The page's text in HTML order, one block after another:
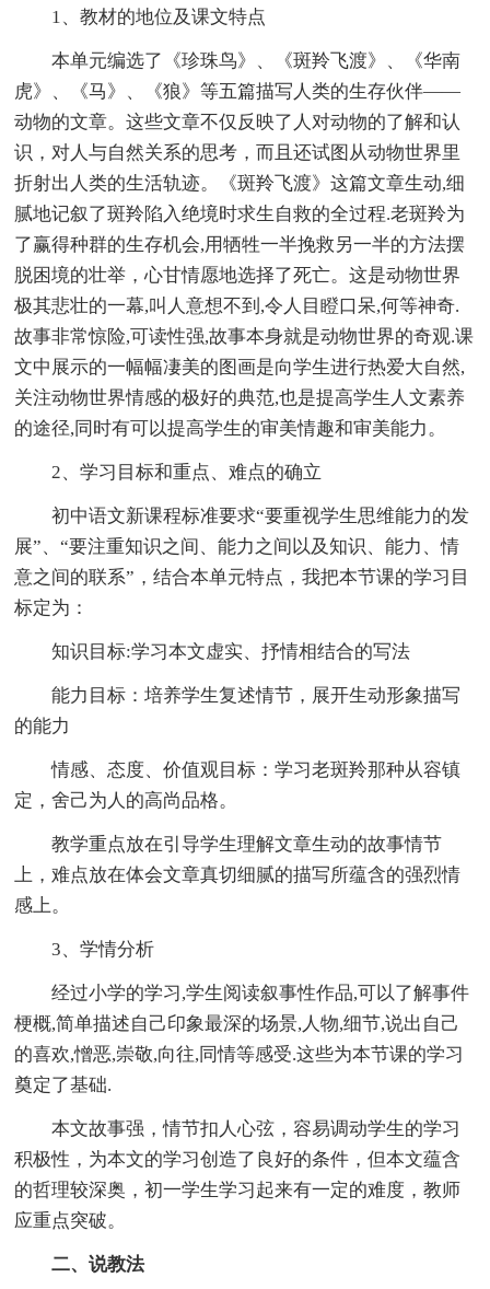
1、教材的地位及课文特点
本单元编选了《珍珠鸟》、《斑羚飞渡》、《华南
虎》、《马》、《狼》等五篇描写人类的生存伙伴――
动物的文章。这些文章不仅反映了人对动物的了解和认
识，对人与自然关系的思考，而且还试图从动物世界里
折射出人类的生活轨迹。《斑羚飞渡》这篇文章生动,细
腻地记叙了斑羚陷入绝境时求生自救的全过程.老斑羚为
了赢得种群的生存机会,用牺牲一半挽救另一半的方法摆
脱困境的壮举，心甘情愿地选择了死亡。这是动物世界
极其悲壮的一幕,叫人意想不到,令人目瞪口呆,何等神奇.
故事非常惊险,可读性强,故事本身就是动物世界的奇观.课
文中展示的一幅幅凄美的图画是向学生进行热爱大自然,
关注动物世界情感的极好的典范,也是提高学生人文素养
的途径,同时有可以提高学生的审美情趣和审美能力。
2、学习目标和重点、难点的确立
初中语文新课程标准要求“要重视学生思维能力的发
展”、“要注重知识之间、能力之间以及知识、能力、情
意之间的联系”，结合本单元特点，我把本节课的学习目
标定为：
知识目标:学习本文虚实、抒情相结合的写法
能力目标：培养学生复述情节，展开生动形象描写
的能力
情感、态度、价值观目标：学习老斑羚那种从容镇
定，舍己为人的高尚品格。
教学重点放在引导学生理解文章生动的故事情节
上，难点放在体会文章真切细腻的描写所蕴含的强烈情
感上。
3、学情分析
经过小学的学习,学生阅读叙事性作品,可以了解事件
梗概,简单描述自己印象最深的场景,人物,细节,说出自己
的喜欢,憎恶,崇敬,向往,同情等感受.这些为本节课的学习
奠定了基础.
本文故事强，情节扣人心弦，容易调动学生的学习
积极性，为本文的学习创造了良好的条件，但本文蕴含
的哲理较深奥，初一学生学习起来有一定的难度，教师
应重点突破。
二、说教法